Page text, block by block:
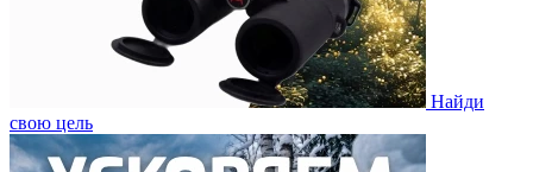
Найди
свою цель